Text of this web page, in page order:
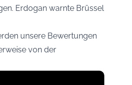
Erdogan warnte Brüssel
unsere Bewertungen
von der